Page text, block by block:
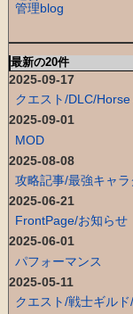
管理blog
最新の20件
2025-09-17
クエスト/DLC/
2025-09-01
MOD
2025-08-08
攻略記事/最強キャラ
2025-06-21
FrontPage/お知らせ
2025-06-01
パフォーマンス
2025-05-11
クエスト/戦士ギル